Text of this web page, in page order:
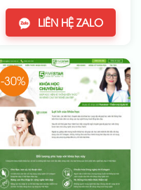
LIÊN HỆ ZALO
-30%